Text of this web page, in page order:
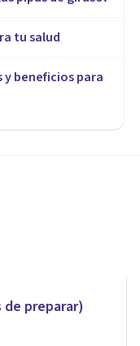
tu salud
y beneficios para
la
de preparar)